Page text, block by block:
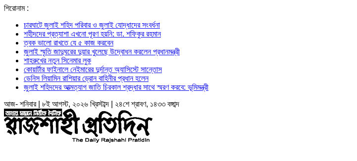
শিরোনাম :
চারঘাটে জুলাই শহিদ পরিবার ও জুলাই যোদ্ধাদের সংবর্ধনা
শহীদদের প্রত্যাশা এখনো পূরণ হয়নি: ডা. শফিকুর রহমান
ত্বক ভালো রাখতে যে ৫ কাজ করবেন
জুলাই স্মৃতি জাদুঘরের দুয়ার খুলেছে উদ্বোধন করলেন প্রধানমন্ত্রী
শাহরুখের নতুন সিনেমার লুক
কোয়ার্টার ফাইনালে নেইমারের দুর্দান্ত অ্যাসিস্টে সান্তোস
ডেনিস লিয়ামিন রাশিয়ার ড্রোন বাহিনীর প্রধান হলেন
জুলাই শহিদদের আত্মত্যাগ জাতি চিরকাল শ্রদ্ধার সাথে স্মরণ করবে: ভূমিমন্ত্রী
আজ- শনিবার | ৮ই আগস্ট, ২০২৬ খ্রিস্টাব্দ | ২৪শে শ্রাবণ, ১৪৩৩ বঙ্গাব্দ